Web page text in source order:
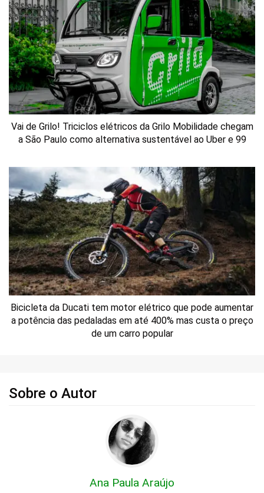
Vai de Grilo! Triciclos elétricos da Grilo Mobilidade chegam
a São Paulo como alternativa sustentável ao Uber e 99
Bicicleta da Ducati tem motor elétrico que pode aumentar
a potência das pedaladas em até 400% mas custa o preço
de um carro popular
Sobre o Autor
Ana Paula Araújo